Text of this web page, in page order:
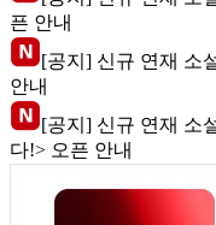
픈 안내
[공지] 신규 연재 소
안내
[공지] 신규 연재 소
다!> 오픈 안내